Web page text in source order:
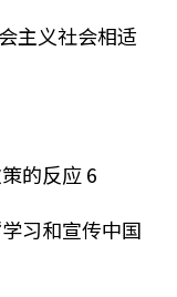
主义社会相适
的反应 6
习和宣传中国